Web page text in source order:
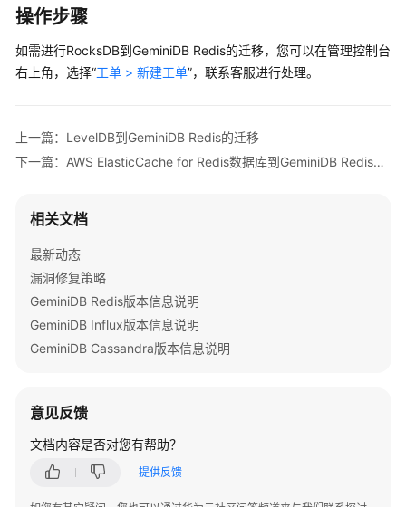
建
议
通
使
GeminiDB
Redis
的
权
限
购
买
接
实
操作步骤
如需进行RocksDB到GeminiDB Redis的迁移，您可以在管理控制台
右上角，选择“工单 > 新建工单”，联系客服进行处理。
上一篇：LevelDB到GeminiDB Redis的迁移
下一篇：AWS ElasticCache for Redis数据库到GeminiDB Redis的迁移
相关文档
最新动态
漏洞修复策略
GeminiDB Redis版本信息说明
GeminiDB Influx版本信息说明
GeminiDB Cassandra版本信息说明
意见反馈
文档内容是否对您有帮助？
提供反馈